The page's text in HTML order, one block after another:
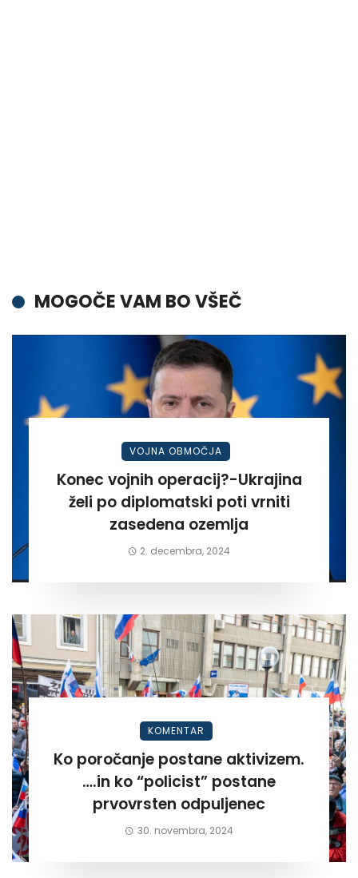
MOGOČE VAM BO VŠEČ
VOJNA OBMOČJA
Konec vojnih operacij?-Ukrajina
želi po diplomatski poti vrniti
zasedena ozemlja
2. decembra, 2024
KOMENTAR
Ko poročanje postane aktivizem.
….in ko “policist” postane
prvovrsten odpuljenec
30. novembra, 2024